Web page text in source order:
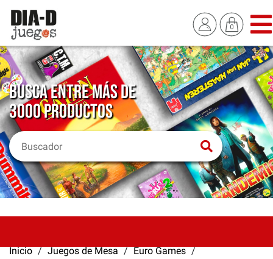
BUSCA ENTRE MÁS DE
3000 PRODUCTOS
Inicio Juegos de Mesa
Euro Games